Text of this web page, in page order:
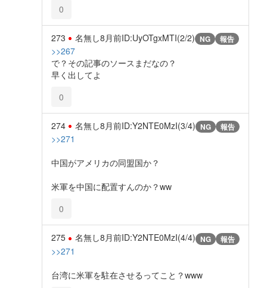
0
273 名無し8月前ID:UyOTgxMTI(2/2) NG 報告
>>267
で？その記事のソースまだなの？
早く出してよ
0
274 名無し8月前ID:Y2NTE0MzI(3/4) NG 報告
>>271
中国がアメリカの同盟国か？
米軍を中国に配置すんのか？ww
0
275 名無し8月前ID:Y2NTE0MzI(4/4) NG 報告
>>271
台湾に米軍を駐在させるってこと？www